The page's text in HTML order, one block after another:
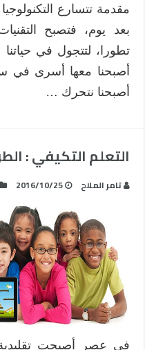
مقدمة تتسارع
بعد يوم، فتصبح
تطورا، لتتجول في
أصبحنا معها أسرى في
أصبحنا نتحرك …
التعلم التكيفي :
تامر الملاح 2016/10/25
في عصر أصبحت